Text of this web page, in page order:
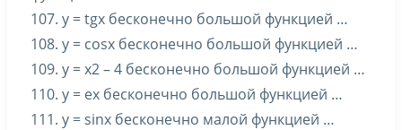
107. y = tgx бесконечно большой функцией …
108. y = cosx бесконечно большой функцией …
109. y = x2 – 4 бесконечно большой функцией …
110. y = ex бесконечно большой функцией …
111. y = sinx бесконечно малой функцией …